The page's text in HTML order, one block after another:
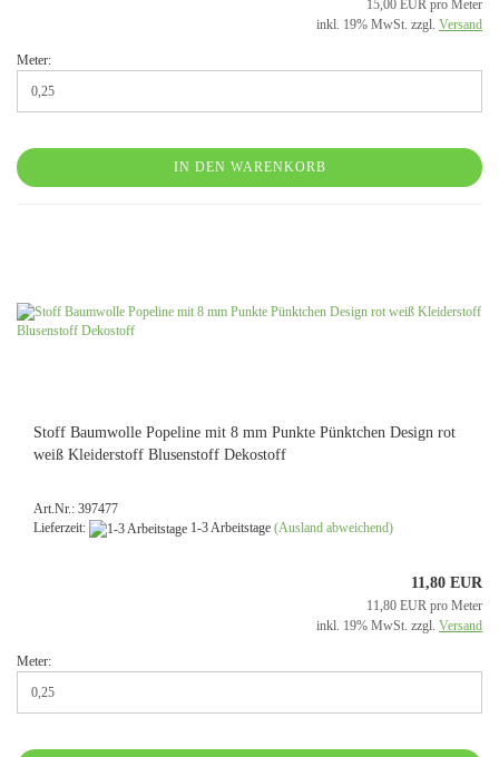
15,00 EUR pro Meter
inkl. 19% MwSt. zzgl. Versand
Meter:
IN DEN WARENKORB
Stoff Baumwolle Popeline mit 8 mm Punkte Pünktchen Design rot
weiß Kleiderstoff Blusenstoff Dekostoff
Art.Nr.: 397477
Lieferzeit:
1-3 Arbeitstage (Ausland abweichend)
11,80 EUR
11,80 EUR pro Meter
inkl. 19% MwSt. zzgl. Versand
Meter: